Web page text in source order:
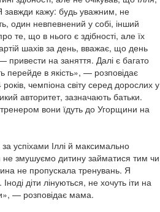
завжди кажу: будь уважним, не
один невпевнений у собі, інший
те, що в нього є здібності, але їх
шахів за день, вважає, що день
на заняття. Далі є багато
перейде в якість», — розповідає
чемпіона світу серед дорослих у
авторитет, зазначають батьки.
вони їдуть до Угорщини на
успіхами Іллі й максимально
змушуємо дитину займатися тим чи
не пропускала тренувань. Я
діти лінуються, не хочуть іти на
— розповідає мама.